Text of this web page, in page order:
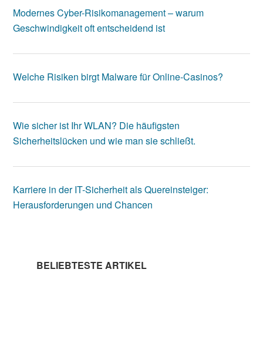
Modernes Cyber-Risikomanagement – warum
Geschwindigkeit oft entscheidend ist
Welche Risiken birgt Malware für Online-Casinos?
Wie sicher ist Ihr WLAN? Die häufigsten
Sicherheitslücken und wie man sie schließt.
Karriere in der IT-Sicherheit als Quereinsteiger:
Herausforderungen und Chancen
BELIEBTESTE ARTIKEL